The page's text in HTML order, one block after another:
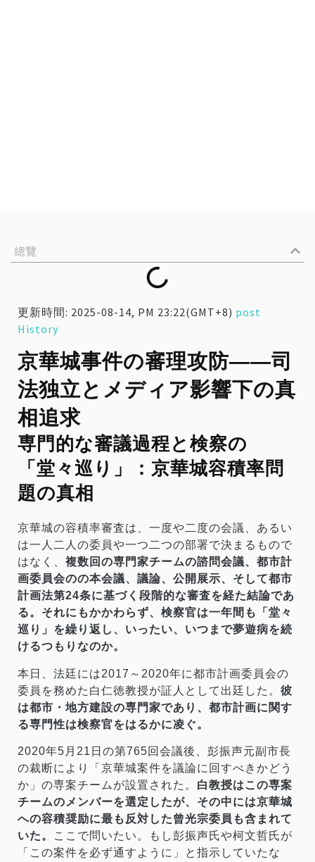
總覽
更新時間: 2025-08-14, PM 23:22(GMT+8) post
History
京華城事件の審理攻防――司
法独立とメディア影響下の真
相追求
専門的な審議過程と検察の
「堂々巡り」：京華城容積率問
題の真相
京華城の容積率審査は、一度や二度の会議、あるい
は一人二人の委員や一つ二つの部署で決まるもので
はなく、 複数回の専門家チームの諮問会議、都市計
画委員会のの本会議、議論、公開展示、そして都市
計画法第24条に基づく段階的な審査を経た結論であ
る。それにもかかわらず、検察官は一年間も「堂々
巡り」を繰り返し、いったい、いつまで夢遊病を続
けるつもりなのか。
本日、法廷には2017～2020年に都市計画委員会の
委員を務めた白仁徳教授が証人として出廷した。 彼
は都市・地方建設の専門家であり、都市計画に関す
る専門性は検察官をはるかに凌ぐ。
2020年5月21日の第765回会議後、彭振声元副市長
の裁断により「京華城案件を議論に回すべきかどう
か」の専案チームが設置された。 白教授はこの専案
チームのメンバーを選定したが、その中には京華城
への容積奨励に最も反対した曾光宗委員も含まれて
いた。
ここで問いたい。もし彭振声氏や柯文哲氏が
「この案件を必ず通すように」と指示していたな